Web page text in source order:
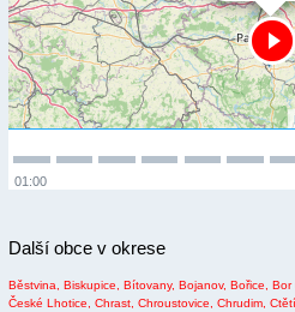
01:00
Další obce v okrese
Běstvina, Biskupice, Bítovany, Bojanov, Bořice, Bor
České Lhotice, Chrast, Chroustovice, Chrudim,